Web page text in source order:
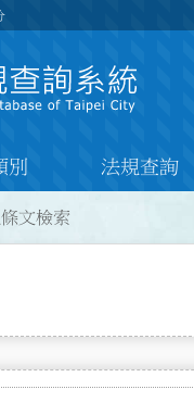
別 法規查詢
文檢索